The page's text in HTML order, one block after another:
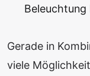
Gerade in
viele